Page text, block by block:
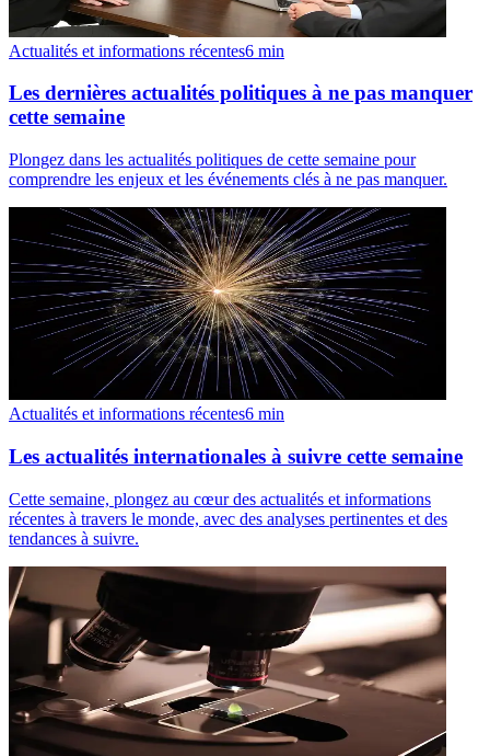
Actualités et informations récentes6 min
Les dernières actualités politiques à ne pas manquer
cette semaine
Plongez dans les actualités politiques de cette semaine pour
comprendre les enjeux et les événements clés à ne pas manquer.
Actualités et informations récentes6 min
Les actualités internationales à suivre cette semaine
Cette semaine, plongez au cœur des actualités et informations
récentes à travers le monde, avec des analyses pertinentes et des
tendances à suivre.